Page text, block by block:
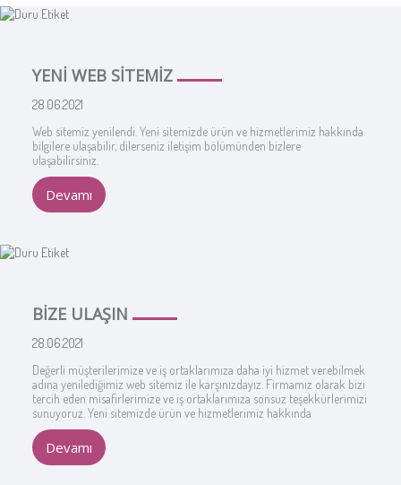
KAYNAKLARI
YENİ WEB SİTEMİZ
28.06.2021
Web sitemiz yenilendi. Yeni sitemizde ürün ve hizmetlerimiz hakkında
bilgilere ulaşabilir, dilerseniz iletişim bölümünden bizlere
ulaşabilirsiniz.
Devamı
BİZE ULAŞIN
28.06.2021
Değerli müşterilerimize ve iş ortaklarımıza daha iyi hizmet verebilmek
adına yenilediğimiz web sitemiz ile karşınızdayız. Firmamız olarak bizi
tercih eden misafirlerimize ve iş ortaklarımıza sonsuz teşekkürlerimizi
sunuyoruz. Yeni sitemizde ürün ve hizmetlerimiz hakkında
Devamı